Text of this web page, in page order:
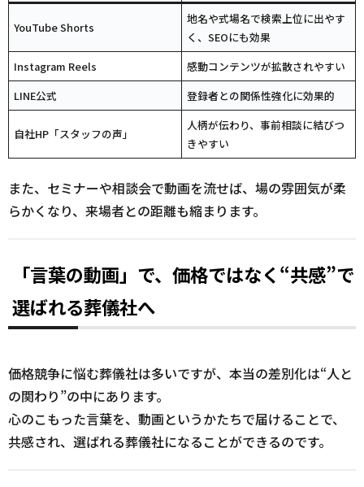
YouTube Shorts
地名や式場名で検索上位に出やす
く、SEOにも効果
Instagram Reels
感動コンテンツが拡散されやすい
LINE公式
登録者との関係性強化に効果的
自社HP「スタッフの声」
人柄が伝わり、事前相談に結びつ
きやすい
また、セミナーや相談会で動画を流せば、場の雰囲気が柔
らかくなり、来場者との距離も縮まります。
「言葉の動画」で、価格ではなく“共感”で
選ばれる葬儀社へ
価格競争に悩む葬儀社は多いですが、本当の差別化は“人と
の関わり”の中にあります。
心のこもった言葉を、動画というかたちで届けることで、
共感され、選ばれる葬儀社になることができるのです。